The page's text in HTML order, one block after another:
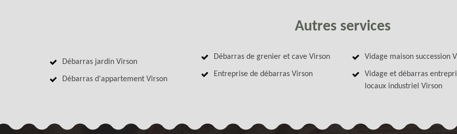
Autres services
Débarras jardin Virson
Débarras d'appartement Virson
Débarras de grenier et cave Virson
Entreprise de débarras Virson
Vidage maison succession
Vidage et débarras
locaux industriel Virson